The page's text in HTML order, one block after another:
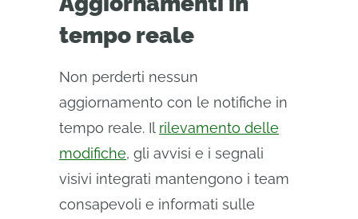
tempo reale
Non perderti nessun
aggiornamento con le notifiche in
tempo reale. Il rilevamento delle
modifiche, gli avvisi e i segnali
visivi integrati mantengono i team
consapevoli e informati sulle